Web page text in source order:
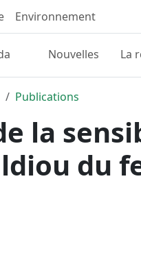
Environnement
Nouvelles La
Publications
la
du